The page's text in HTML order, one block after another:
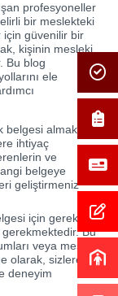
profesyoneller
bir meslekteki
için güvenilir bir
kişinin mesleki
Bu blog
ele
belgesi almak
ihtiyaç
ve
belgeye
geliştirmeniz
için gerekli
Bu
veya mesleki
olarak, sizlere
deneyim